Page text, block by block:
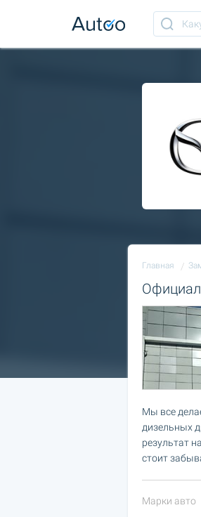
Главная
Мы все
дизельных
результат
стоит
Марки авто